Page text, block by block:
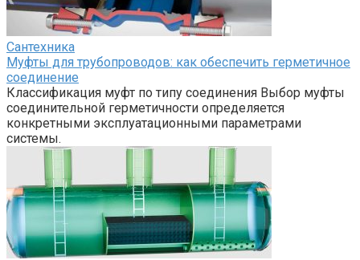
Сантехника
Муфты для трубопроводов: как обеспечить герметичное
соединение
Классификация муфт по типу соединения Выбор муфты
соединительной герметичности определяется
конкретными эксплуатационными параметрами
системы.